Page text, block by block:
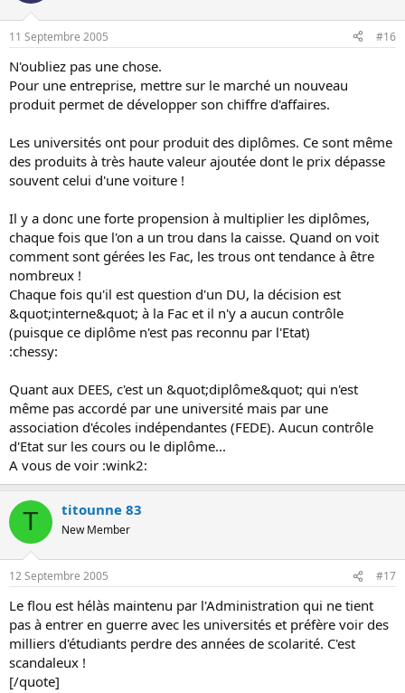
11 Septembre 2005 #16
N'oubliez pas une chose.
Pour une entreprise, mettre sur le marché un nouveau
produit permet de développer son chiffre d'affaires.
Les universités ont pour produit des diplômes. Ce sont même
des produits à très haute valeur ajoutée dont le prix dépasse
souvent celui d'une voiture !
Il y a donc une forte propension à multiplier les diplômes,
chaque fois que l'on a un trou dans la caisse. Quand on voit
comment sont gérées les Fac, les trous ont tendance à être
nombreux !
Chaque fois qu'il est question d'un DU, la décision est
&quot;interne&quot; à la Fac et il n'y a aucun contrôle
(puisque ce diplôme n'est pas reconnu par l'Etat)
:chessy:
Quant aux DEES, c'est un &quot;diplôme&quot; qui n'est
même pas accordé par une université mais par une
association d'écoles indépendantes (FEDE). Aucun contrôle
d'Etat sur les cours ou le diplôme...
A vous de voir :wink2:
T titounne 83
New Member
12 Septembre 2005 #17
Le flou est hélàs maintenu par l'Administration qui ne tient
pas à entrer en guerre avec les universités et préfère voir des
milliers d'étudiants perdre des années de scolarité. C'est
scandaleux !
[/quote]